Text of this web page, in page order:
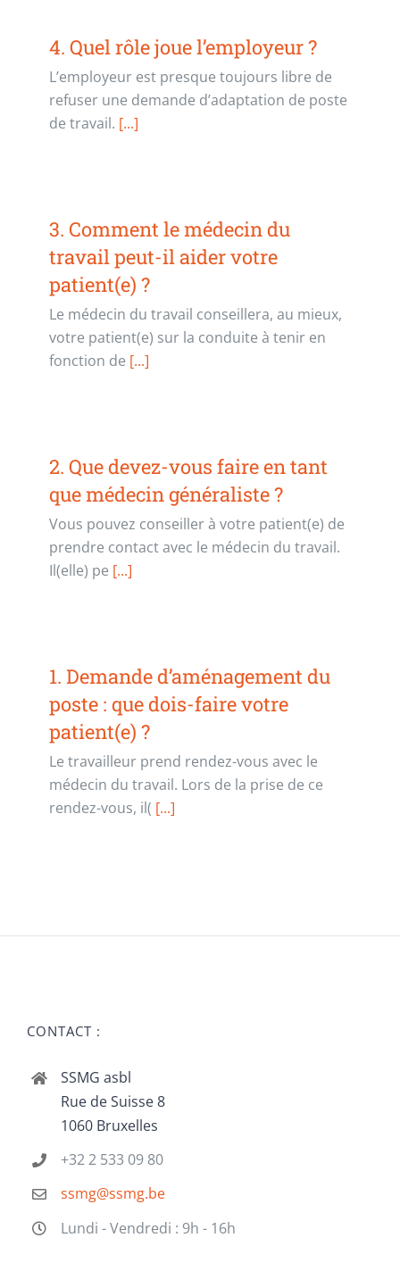
4. Quel rôle joue l’employeur ?
L’employeur est presque toujours libre de
refuser une demande d’adaptation de poste
de travail. [...]
3. Comment le médecin du
travail peut-il aider votre
patient(e) ?
Le médecin du travail conseillera, au mieux,
votre patient(e) sur la conduite à tenir en
fonction de [...]
2. Que devez-vous faire en tant
que médecin généraliste ?
Vous pouvez conseiller à votre patient(e) de
prendre contact avec le médecin du travail.
Il(elle) pe [...]
1. Demande d’aménagement du
poste : que dois-faire votre
patient(e) ?
Le travailleur prend rendez-vous avec le
médecin du travail. Lors de la prise de ce
rendez-vous, il( [...]
CONTACT :
SSMG asbl
Rue de Suisse 8
1060 Bruxelles
+32 2 533 09 80
ssmg@ssmg.be
Lundi - Vendredi : 9h - 16h